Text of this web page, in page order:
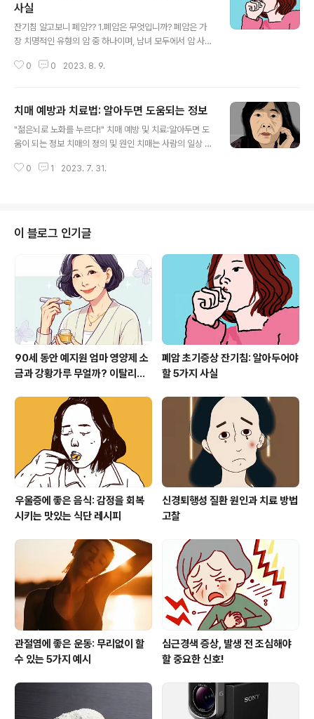
사실
잔기침 알고보니 폐암?? 1.폐암은 무엇입니까? 폐암은 가
장 치명적인 유형의 암 중 하나이며, 남녀 모두에서 암 사망
이며 환경적인 요인과 유전적인 요인 둘 다에 의해 야기될
나며 호흡곤란, 지속적인 피로 등이 있을 수 있습니다. 2.미
세한 기침은 무엇이고 일반적인 기침과 어떻게 다릅니까?
미세한 기침은 보통 가볍거나 팽팽한 기침으로 정의되며
지 않는다는 점에서 일반적인 기침과는 다릅니다.그것은
0 0 2023. 8. 9.
치매 예방과 치료법: 알아두면 도움되는 정보
"젊은뇌로 노화를 누르다!" 치매 예방 및 치료:알아두면 도
움이 되는 정보 치매의 정의 및 원인 치매는 사람의 일상 활
리고 언어의 저하를 야기하는 조건들의 집합을 포괄적인
치매, 크로이츠펠트야콥병 등이 있습니다. 치매의 정확한
원인은 아직 밝혀지지 않았지만, 유전적 요인과 생활습관
적 요인이 복합적으로 작용하여 발생한 것으로 생각됩니
다.이것들은 가족력, 나이, 흡연, 알코올 소비, 신체적 활동
부족, 비만, 당뇨병, 그리고 높은 콜레스테롤을 포함합니다.
치매 예방을 위한 생활..
0 1 2023. 7. 31.
이 블로그 인기글
90세 동안 예지원 엄마 영양제 소
금과 강황가루 무얼까? 이탈리아
폐암 초기증상 잔기침: 알아두어야
할 5가지 사실
우울증에 좋은 음식: 감정을 회복
시키는 맛있는 식단 레시피
신경퇴행성 질환 원인과 치료 방법
고찰
관절염에 좋은 운동: 무리없이 할
수 있는 5가지 예시
심근경색 증상, 발생 전 조심해야
할 중요한 신호!